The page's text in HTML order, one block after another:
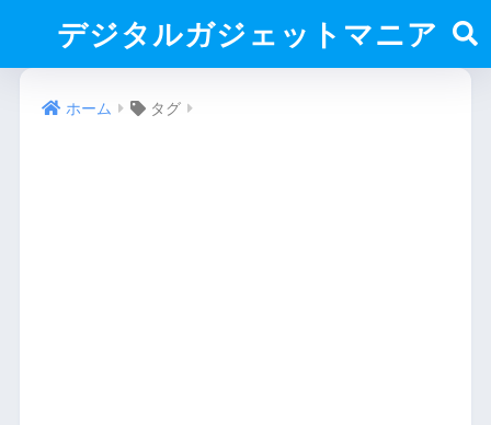
デジタルガジェットマニア
ホーム タグ